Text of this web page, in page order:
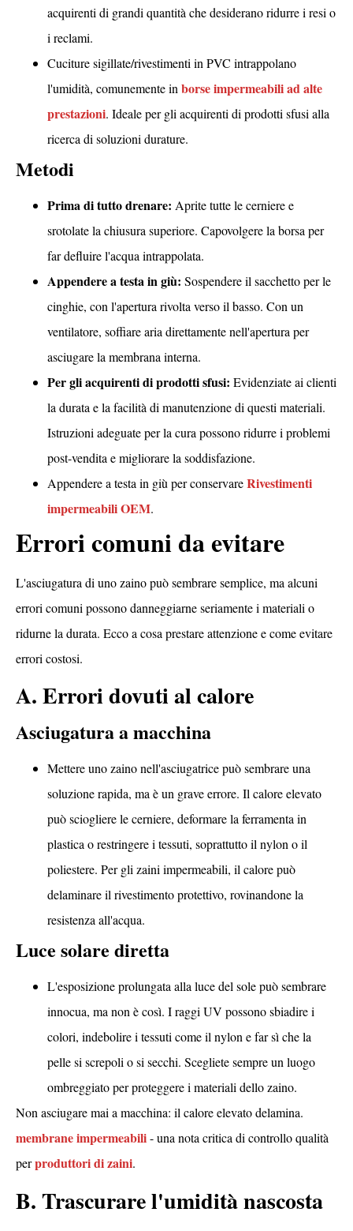
acquirenti di grandi quantità che desiderano ridurre i resi o
i reclami.
Cuciture sigillate/rivestimenti in PVC intrappolano
l'umidità, comunemente in borse impermeabili ad alte
prestazioni. Ideale per gli acquirenti di prodotti sfusi alla
ricerca di soluzioni durature.
Metodi
Prima di tutto drenare: Aprite tutte le cerniere e
srotolate la chiusura superiore. Capovolgere la borsa per
far defluire l'acqua intrappolata.
Appendere a testa in giù: Sospendere il sacchetto per le
cinghie, con l'apertura rivolta verso il basso. Con un
ventilatore, soffiare aria direttamente nell'apertura per
asciugare la membrana interna.
Per gli acquirenti di prodotti sfusi: Evidenziate ai clienti
la durata e la facilità di manutenzione di questi materiali.
Istruzioni adeguate per la cura possono ridurre i problemi
post-vendita e migliorare la soddisfazione.
Appendere a testa in giù per conservareRivestimenti
impermeabili OEM.
Errori comuni da evitare
L'asciugatura di uno zaino può sembrare semplice, ma alcuni
errori comuni possono danneggiarne seriamente i materiali o
ridurne la durata. Ecco a cosa prestare attenzione e come evitare
errori costosi.
A. Errori dovuti al calore
Asciugatura a macchina
Mettere uno zaino nell'asciugatrice può sembrare una
soluzione rapida, ma è un grave errore. Il calore elevato
può sciogliere le cerniere, deformare la ferramenta in
plastica o restringere i tessuti, soprattutto il nylon o il
poliestere. Per gli zaini impermeabili, il calore può
delaminare il rivestimento protettivo, rovinandone la
resistenza all'acqua.
Luce solare diretta
L'esposizione prolungata alla luce del sole può sembrare
innocua, ma non è così. I raggi UV possono sbiadire i
colori, indebolire i tessuti come il nylon e far sì che la
pelle si screpoli o si secchi. Scegliete sempre un luogo
ombreggiato per proteggere i materiali dello zaino.
Non asciugare mai a macchina: il calore elevato delamina.
membrane impermeabili- una nota critica di controllo qualità
perproduttori di zaini.
B. Trascurare l'umidità nascosta